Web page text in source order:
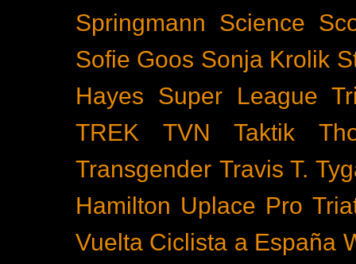
Springmann
Science
Sofie Goos Sonja Krolik
Hayes
Super League
TREK
TVN Taktik
Transgender Travis T.
Hamilton Uplace Pro
Vuelta Ciclista a España